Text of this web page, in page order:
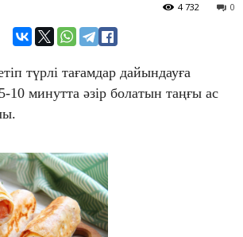
0
4 732
түрлі тағамдар дайындауға
10 минутта әзір болатын таңғы ас